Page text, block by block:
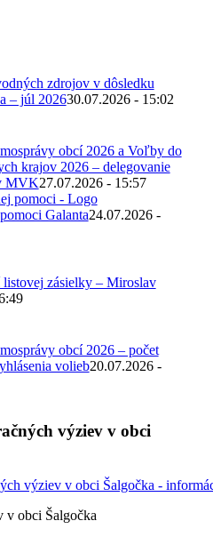
zdrojov v dôsledku
– júl 202630.07.2026 - 15:02
obcí 2026 a Voľby do
krajov 2026 – delegovanie
MVK27.07.2026 - 15:57
Galanta24.07.2026 -
listovej zásielky – Miroslav
obcí 2026 – počet
volieb20.07.2026 -
výziev v obci
v obci Šalgočka